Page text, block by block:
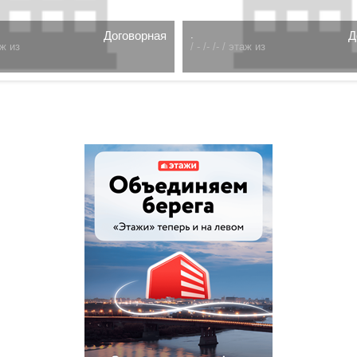
из
Договорная
/ - /- /- / этаж из